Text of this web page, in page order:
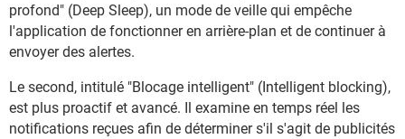
profond" (Deep Sleep), un mode de veille qui empêche
l'application de fonctionner en arrière-plan et de continuer à
envoyer des alertes.
Le second, intitulé "Blocage intelligent" (Intelligent blocking),
est plus proactif et avancé. Il examine en temps réel les
notifications reçues afin de déterminer s'il s'agit de publicités